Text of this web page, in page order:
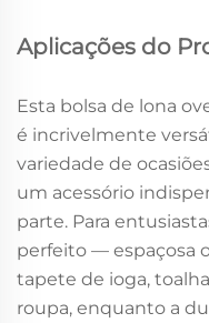
Aplicações do
Esta bolsa de lona
é incrivelmente
variedade de
um acessório
parte. Para
perfeito — espaçosa
tapete de ioga,
roupa, enquanto a